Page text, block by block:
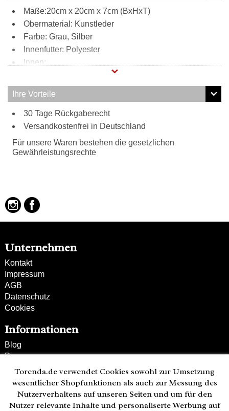
Maße:20cm x 20cm x 7cm (BxHxT)
Obermaterial: Kunstleder
Farbe: Grau, Silber
Innenfutter: Polyester
Innen:
rosa
1 Reißverschlussfach
Tragweise:
Umhängetasche
Ihre Vorteile
30 Tage Rückgaberecht
Versandkostenfrei in Deutschland
Für unsere Waren bestehen die gesetzlichen
Gewährleistungsrechte
Unternehmen
Kontakt
Impressum
AGB
Datenschutz
Cookies
Informationen
Blog
Presse
Partner
Versand und Zahlung
Bestellung wiederrufen
Torenda.de verwendet Cookies sowohl zur Umsetzung
wesentlicher Shopfunktionen als auch zur Messung des
Nutzerverhaltens auf unseren Seiten und um für den
Nutzer relevante Inhalte und personaliserte Werbung auf